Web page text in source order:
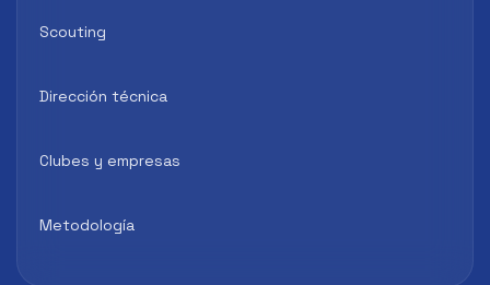
Scouting
Dirección técnica
Clubes y empresas
Metodología